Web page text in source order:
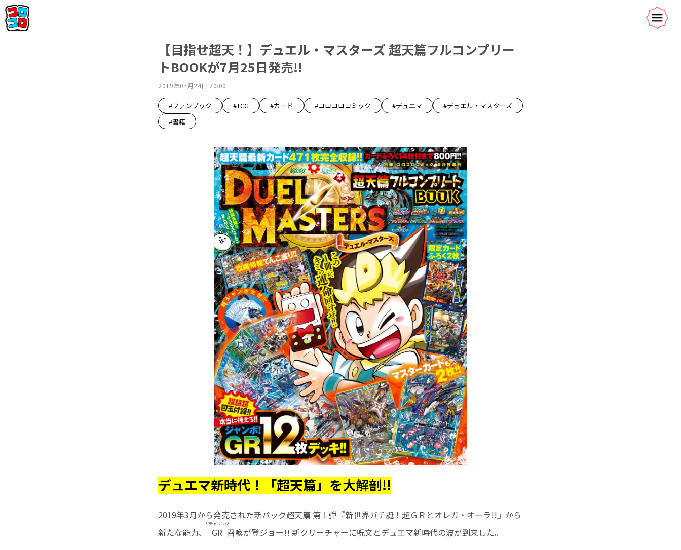
【目指せ超天！】デュエル・マスターズ 超天篇フルコンプリー
トBOOKが7月25日発売!!
2019年07月24日 20:00
#ファンブック #TCG #カード #コロコロコミック #デュエマ
#デュエル・マスターズ
#書籍
デュエマ新時代！「超天篇」を大解剖!!
2019年3月から発売された新パック超天篇 第１弾『新世界ガチ誕！超ＧＲとオレガ・オーラ!!』から
新たな能力、
GR
ガチャレンジ
召喚が登ジョー!! 新クリーチャーに呪文とデュエマ新時代の波が到来した。